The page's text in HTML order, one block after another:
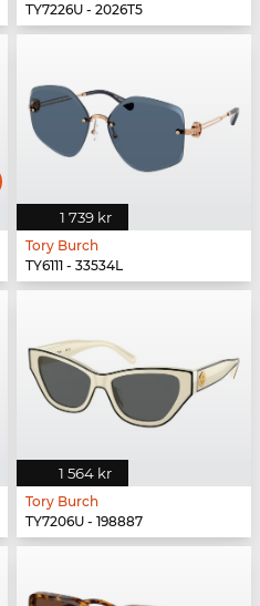
TY7226U - 2026T5
1 739 kr
Tory Burch
TY6111 - 33534L
1 564 kr
Tory Burch
TY7206U - 198887